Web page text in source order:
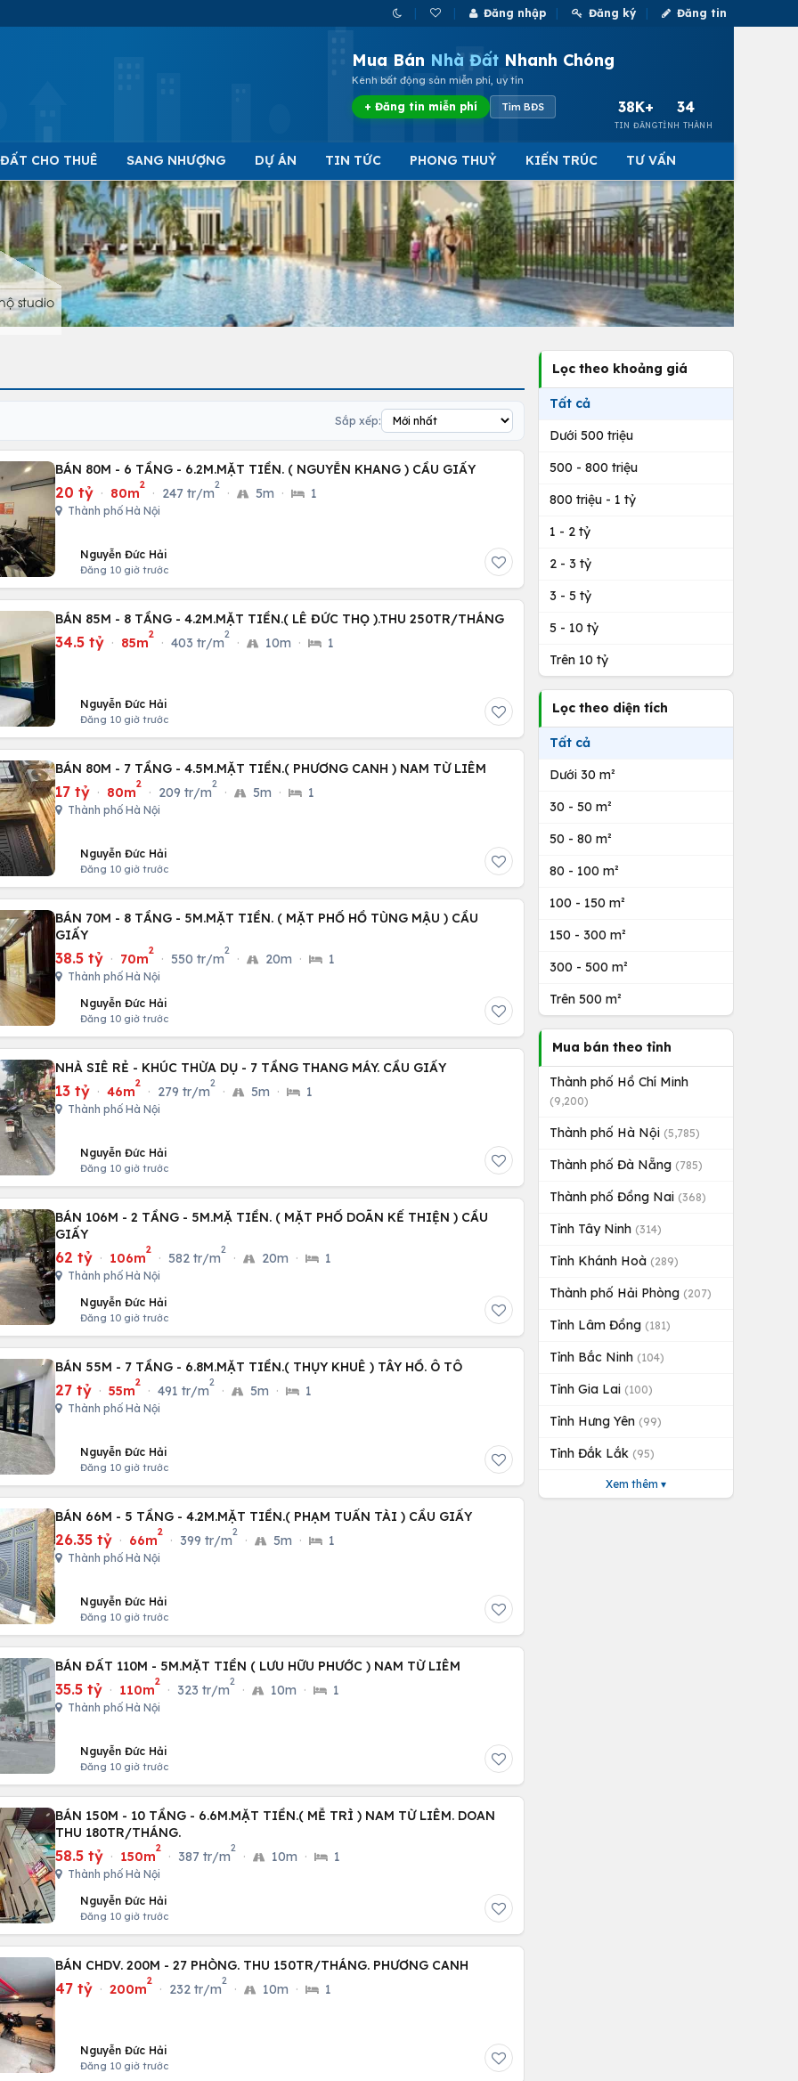
Đăng nhập Đăng ký Đăng tin
Mua Bán Nhà Đất Nhanh Chóng
Kênh bất động sản miễn phí, uy tín
+ Đăng tin miễn phí Tìm BĐS 38K+
TIN ĐĂNG
34
TỈNH THÀNH
CHO THUÊ SANG NHƯỢNG DỰ ÁN TIN TỨC PHONG THUỶ KIẾN TRÚC TƯ VẤN
studio
Sắp xếp:
BÁN 80M - 6 TẦNG - 6.2M.MẶT TIỀN. ( NGUYỄN KHANG ) CẦU GIẤY
20 tỷ · 80m
2
· 247 tr/m
2
· 5m · 1
Thành phố Hà Nội
Nguyễn Đức Hải
Đăng 10 giờ trước
BÁN 85M - 8 TẦNG - 4.2M.MẶT TIỀN.( LÊ ĐỨC THỌ ).THU 250TR/THÁNG
34.5 tỷ · 85m
2
· 403 tr/m
2
· 10m · 1
Nguyễn Đức Hải
Đăng 10 giờ trước
BÁN 80M - 7 TẦNG - 4.5M.MẶT TIỀN.( PHƯƠNG CANH ) NAM TỪ LIÊM
17 tỷ · 80m
2
· 209 tr/m
2
· 5m · 1
Thành phố Hà Nội
Nguyễn Đức Hải
Đăng 10 giờ trước
BÁN 70M - 8 TẦNG - 5M.MẶT TIỀN. ( MẶT PHỐ HỒ TÙNG MẬU ) CẦU
GIẤY
38.5 tỷ · 70m
2
· 550 tr/m
2
· 20m · 1
Thành phố Hà Nội
Nguyễn Đức Hải
Đăng 10 giờ trước
NHÀ SIÊ RẺ - KHÚC THỪA DỤ - 7 TẦNG THANG MÁY. CẦU GIẤY
13 tỷ · 46m
2
· 279 tr/m
2
· 5m · 1
Thành phố Hà Nội
Nguyễn Đức Hải
Đăng 10 giờ trước
BÁN 106M - 2 TẦNG - 5M.MẶ TIỀN. ( MẶT PHỐ DOÃN KẾ THIỆN ) CẦU
GIẤY
62 tỷ · 106m
2
· 582 tr/m
2
· 20m · 1
Thành phố Hà Nội
Nguyễn Đức Hải
Đăng 10 giờ trước
BÁN 55M - 7 TẦNG - 6.8M.MẶT TIỀN.( THỤY KHUÊ ) TÂY HỒ. Ô TÔ
27 tỷ · 55m
2
· 491 tr/m
2
· 5m · 1
Thành phố Hà Nội
Nguyễn Đức Hải
Đăng 10 giờ trước
BÁN 66M - 5 TẦNG - 4.2M.MẶT TIỀN.( PHẠM TUẤN TÀI ) CẦU GIẤY
26.35 tỷ · 66m
2
· 399 tr/m
2
· 5m · 1
Thành phố Hà Nội
Nguyễn Đức Hải
Đăng 10 giờ trước
BÁN ĐẤT 110M - 5M.MẶT TIỀN ( LƯU HỮU PHƯỚC ) NAM TỪ LIÊM
35.5 tỷ · 110m
2
· 323 tr/m
2
· 10m · 1
Thành phố Hà Nội
Nguyễn Đức Hải
Đăng 10 giờ trước
BÁN 150M - 10 TẦNG - 6.6M.MẶT TIỀN.( MỄ TRÌ ) NAM TỪ LIÊM. DOAN
THU 180TR/THÁNG.
58.5 tỷ · 150m
2
· 387 tr/m
2
· 10m · 1
Thành phố Hà Nội
Nguyễn Đức Hải
Đăng 10 giờ trước
BÁN CHDV. 200M - 27 PHÒNG. THU 150TR/THÁNG. PHƯƠNG CANH
47 tỷ · 200m
2
· 232 tr/m
2
· 10m · 1
Nguyễn Đức Hải
Đăng 10 giờ trước
Lọc theo khoảng giá
Tất cả
Dưới 500 triệu
500 - 800 triệu
800 triệu - 1 tỷ
1 - 2 tỷ
2 - 3 tỷ
3 - 5 tỷ
5 - 10 tỷ
Trên 10 tỷ
Lọc theo diện tích
Tất cả
Dưới 30 m²
30 - 50 m²
50 - 80 m²
80 - 100 m²
100 - 150 m²
150 - 300 m²
300 - 500 m²
Trên 500 m²
Mua bán theo tỉnh
Thành phố Hồ Chí Minh
(9,200)
Thành phố Hà Nội (5,785)
Thành phố Đà Nẵng (785)
Thành phố Đồng Nai (368)
Tỉnh Tây Ninh (314)
Tỉnh Khánh Hoà (289)
Thành phố Hải Phòng (207)
Tỉnh Lâm Đồng (181)
Tỉnh Bắc Ninh (104)
Tỉnh Gia Lai (100)
Tỉnh Hưng Yên (99)
Tỉnh Đắk Lắk (95)
Xem thêm ▾